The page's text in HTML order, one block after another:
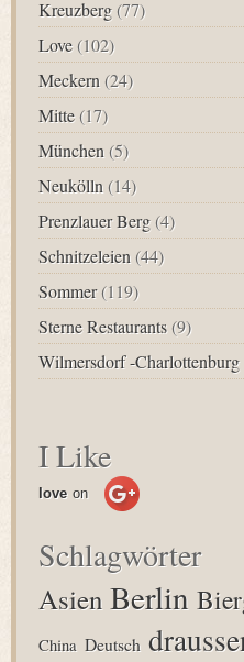
Kreuzberg (77)
Love (102)
Meckern (24)
Mitte (17)
München (5)
Neukölln (14)
Prenzlauer Berg (4)
Schnitzeleien (44)
Sommer(119)
Sterne Restaurants (9)
Wilmersdorf -Charlottenburg
I Like
love on
Schlagwörter
Asien Berlin
China Deutsch